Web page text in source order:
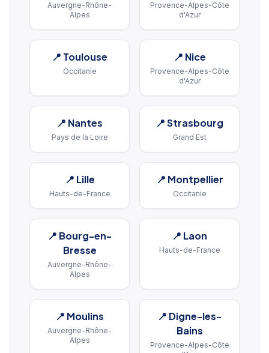
Auvergne-Rhône-
Alpes
Provence-Alpes-Côte
d'Azur
📍 Toulouse
Occitanie
📍 Nice
Provence-Alpes-Côte
d'Azur
📍 Nantes
Pays de la Loire
📍Strasbourg
Grand Est
📍 Lille
Hauts-de-France
📍 Montpellier
Occitanie
📍 Bourg-en-
Bresse
Auvergne-Rhône-
Alpes
📍 Laon
Hauts-de-France
📍 Moulins
Auvergne-Rhône-
Alpes
📍 Digne-les-
Bains
Provence-Alpes-Côte